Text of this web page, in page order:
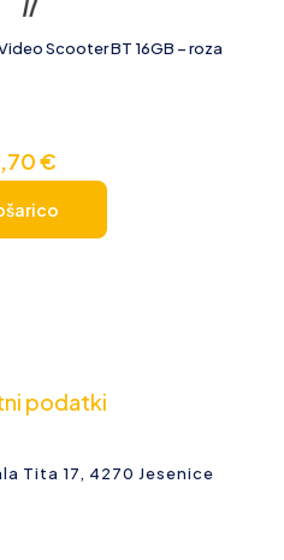
Scooter BT 16GB – roza
€
podatki
Tita 17, 4270 Jesenice